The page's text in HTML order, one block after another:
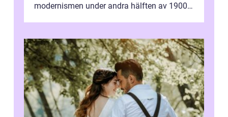
modernismen under andra hälften av 1900-